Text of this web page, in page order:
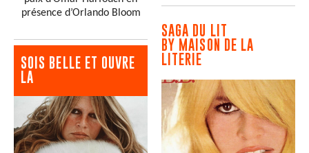
présence d’Orlando Bloom
SOIS BELLE ET OUVRE
LA
SAGA DU LIT
BY MAISON DE LA
LITERIE